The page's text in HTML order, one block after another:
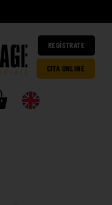
REGÍSTRATE
CITA ONLINE